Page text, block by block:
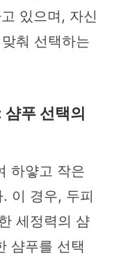
있으며, 자신
춰 선택하는
푸 선택의
하얗고 작은
이 경우, 두피
세정력의 샴
샴푸를 선택